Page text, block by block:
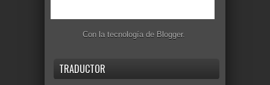
Con la tecnología de Blogger.
TRADUCTOR